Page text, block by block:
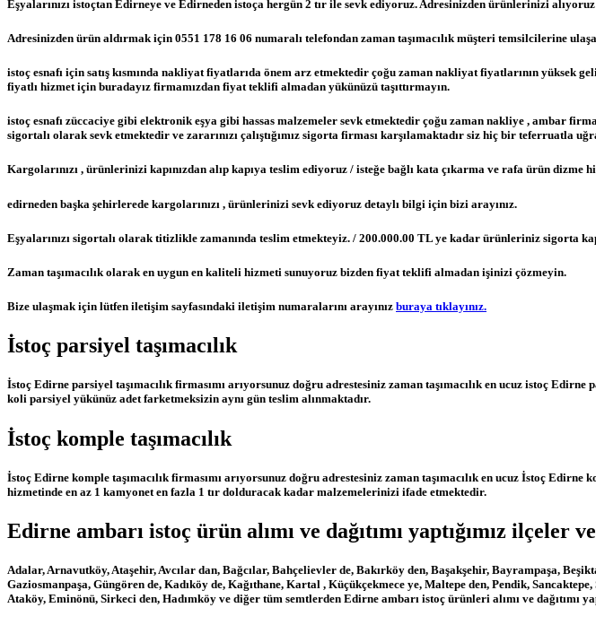
Eşyalarınızı istoçtan Edirneye ve Edirneden istoça hergün 2 tır ile sevk ediyoruz. Adresinizden ürünlerinizi
Adresinizden ürün aldırmak için 0551 178 16 06 numaralı telefondan zaman taşımacılık müşteri temsilcilerine
istoç esnafı için satış kısmında nakliyat fiyatlarıda önem arz etmektedir çoğu zaman nakliyat fiyatlarının
fiyatlı hizmet için buradayız firmamızdan fiyat teklifi almadan yükünüzü taşıttırmayın.
istoç esnafı züccaciye gibi elektronik eşya gibi hassas malzemeler sevk etmektedir çoğu zaman nakliye , ambar
sigortalı olarak sevk etmektedir ve zararınızı çalıştığımız sigorta firması karşılamaktadır siz hiç bir teferruatla
Kargolarınızı , ürünlerinizi kapınızdan alıp kapıya teslim ediyoruz / isteğe bağlı kata çıkarma ve rafa ürün dizme
edirneden başka şehirlerede kargolarınızı , ürünlerinizi sevk ediyoruz detaylı bilgi için bizi arayınız.
Eşyalarınızı sigortalı olarak titizlikle zamanında teslim etmekteyiz. / 200.000.00 TL ye kadar ürünleriniz sigorta
Zaman taşımacılık olarak en uygun en kaliteli hizmeti sunuyoruz bizden fiyat teklifi almadan işinizi çözmeyin.
Bize ulaşmak için lütfen iletişim sayfasındaki iletişim numaralarını arayınız buraya tıklayınız.
İstoç parsiyel taşımacılık
İstoç Edirne parsiyel taşımacılık firmasımı arıyorsunuz doğru adrestesiniz zaman taşımacılık en ucuz istoç
koli parsiyel yükünüz adet farketmeksizin aynı gün teslim alınmaktadır.
İstoç komple taşımacılık
İstoç Edirne komple taşımacılık firmasımı arıyorsunuz doğru adrestesiniz zaman taşımacılık en ucuz İstoç
hizmetinde en az 1 kamyonet en fazla 1 tır dolduracak kadar malzemelerinizi ifade etmektedir.
Edirne ambarı istoç ürün alımı ve dağıtımı yaptığımız ilçeler
Adalar, Arnavutköy, Ataşehir, Avcılar dan, Bağcılar, Bahçelievler de, Bakırköy den, Başakşehir, Bayrampaşa,
Gaziosmanpaşa, Güngören de, Kadıköy de, Kağıthane, Kartal , Küçükçekmece ye, Maltepe den, Pendik,
Ataköy, Eminönü, Sirkeci den, Hadımköy ve diğer tüm semtlerden Edirne ambarı istoç ürünleri alımı ve dağıtımı